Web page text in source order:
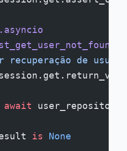
recuperação de
await
is None